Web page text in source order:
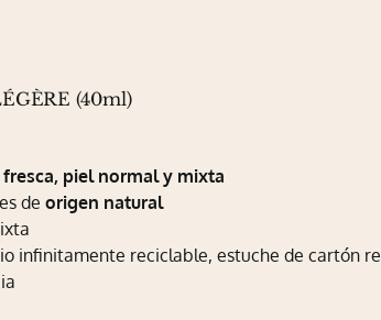
(40ml)
piel normal y mixta
deorigen natural
infinitamente reciclable, estuche de cartón